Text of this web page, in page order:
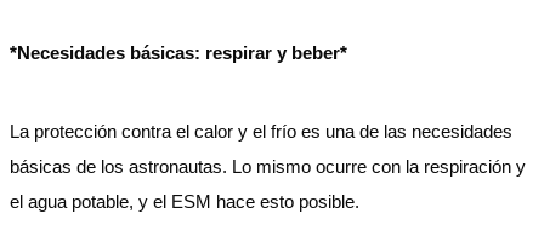
*Necesidades básicas: respirar y beber*
La protección contra el calor y el frío es una de las necesidades
básicas de los astronautas. Lo mismo ocurre con la respiración y
el agua potable, y el ESM hace esto posible.